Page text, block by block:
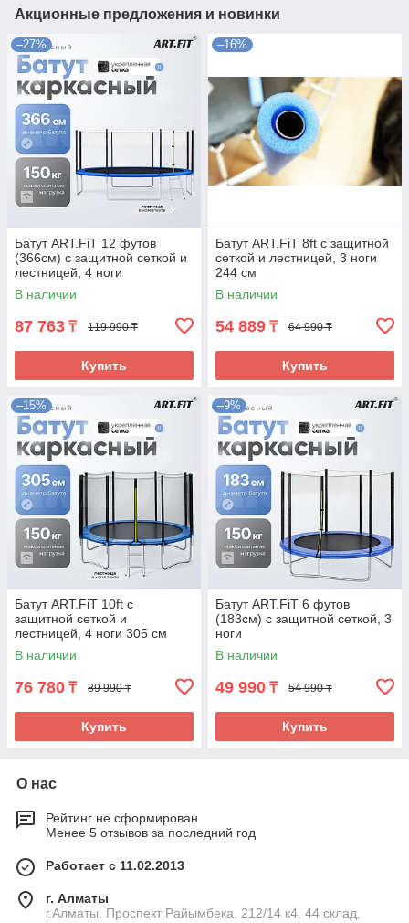
Акционные предложения и новинки
–27%
Батут ART.FiT 12 футов
(366см) с защитной сеткой и
лестницей, 4 ноги
В наличии
87 763 ₸ 119 990 ₸
Купить
–16%
Батут ART.FiT 8ft с защитной
сеткой и лестницей, 3 ноги
244 см
В наличии
54 889 ₸ 64 990 ₸
Купить
–15%
Батут ART.FiT 10ft с
защитной сеткой и
лестницей, 4 ноги 305 см
В наличии
76 780 ₸ 89 990 ₸
Купить
–9%
Батут ART.FiT 6 футов
(183см) с защитной сеткой, 3
ноги
В наличии
49 990 ₸ 54 990 ₸
Купить
О нас
Рейтинг не сформирован
Менее 5 отзывов за последний год
Работает с 11.02.2013
г. Алматы
г.Алматы, Проспект Райымбека, 212/14 к4, 44 склад,